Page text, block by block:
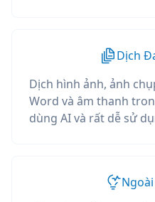
Dịch
Dịch hình ảnh, ảnh
Word và âm thanh
dùng AI và rất dễ sử